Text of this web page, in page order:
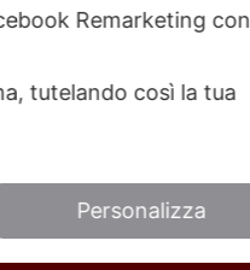
Remarketing con
tutelando così la tua
Personalizza